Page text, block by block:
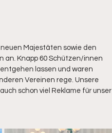
Majestäten sowie den
an. Knapp 60 Schützen/innen
lassen und waren
Vereinen rege. Unsere
schon viel Reklame für unser